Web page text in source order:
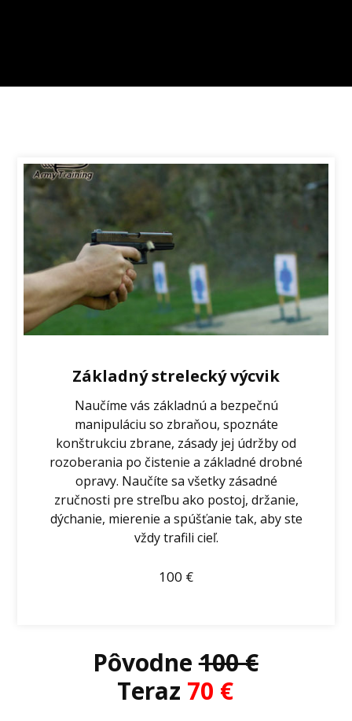
Základný strelecký výcvik
Naučíme vás základnú a bezpečnú
manipuláciu so zbraňou, spoznáte
konštrukciu zbrane, zásady jej údržby od
rozoberania po čistenie a základné drobné
opravy. Naučíte sa všetky zásadné
zručnosti pre streľbu ako postoj, držanie,
dýchanie, mierenie a spúšťanie tak, aby ste
vždy trafili cieľ.
100 €
Pôvodne100 €
Teraz 70 €